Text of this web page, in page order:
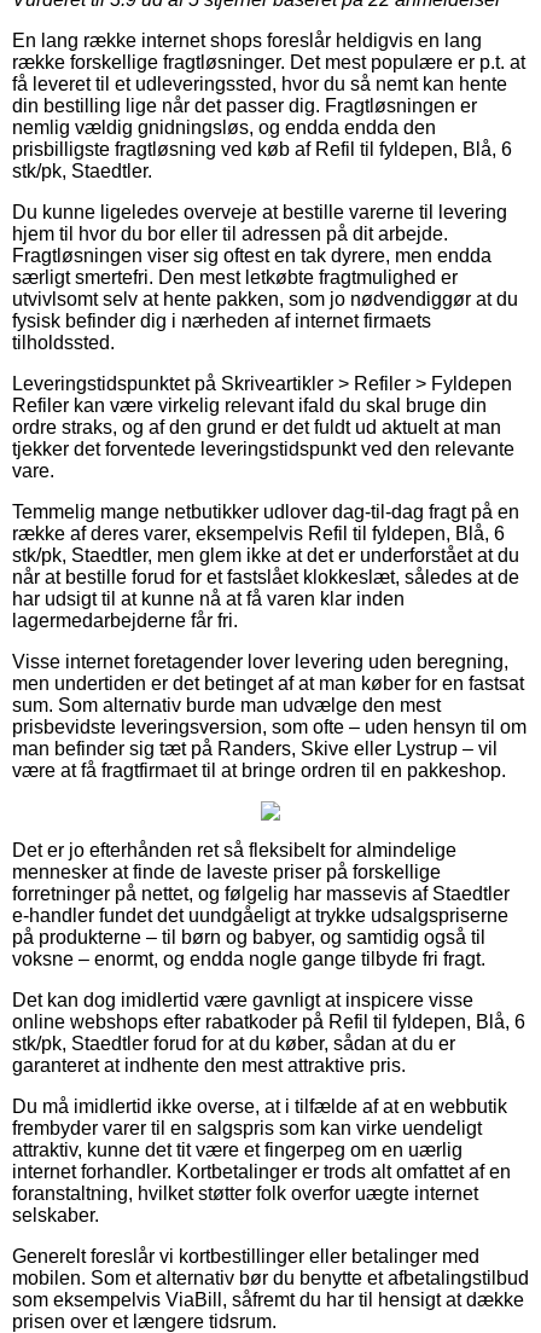
En lang række internet shops foreslår heldigvis en lang
række forskellige fragtløsninger. Det mest populære er p.t. at
få leveret til et udleveringssted, hvor du så nemt kan hente
din bestilling lige når det passer dig. Fragtløsningen er
nemlig vældig gnidningsløs, og endda endda den
prisbilligste fragtløsning ved køb af Refil til fyldepen, Blå, 6
stk/pk, Staedtler.
Du kunne ligeledes overveje at bestille varerne til levering
hjem til hvor du bor eller til adressen på dit arbejde.
Fragtløsningen viser sig oftest en tak dyrere, men endda
særligt smertefri. Den mest letkøbte fragtmulighed er
utvivlsomt selv at hente pakken, som jo nødvendiggør at du
fysisk befinder dig i nærheden af internet firmaets
tilholdssted.
Leveringstidspunktet på Skriveartikler > Refiler > Fyldepen
Refiler kan være virkelig relevant ifald du skal bruge din
ordre straks, og af den grund er det fuldt ud aktuelt at man
tjekker det forventede leveringstidspunkt ved den relevante
vare.
Temmelig mange netbutikker udlover dag-til-dag fragt på en
række af deres varer, eksempelvis Refil til fyldepen, Blå, 6
stk/pk, Staedtler, men glem ikke at det er underforstået at du
når at bestille forud for et fastslået klokkeslæt, således at de
har udsigt til at kunne nå at få varen klar inden
lagermedarbejderne får fri.
Visse internet foretagender lover levering uden beregning,
men undertiden er det betinget af at man køber for en fastsat
sum. Som alternativ burde man udvælge den mest
prisbevidste leveringsversion, som ofte – uden hensyn til om
man befinder sig tæt på Randers, Skive eller Lystrup – vil
være at få fragtfirmaet til at bringe ordren til en pakkeshop.
Det er jo efterhånden ret så fleksibelt for almindelige
mennesker at finde de laveste priser på forskellige
forretninger på nettet, og følgelig har massevis af Staedtler
e-handler fundet det uundgåeligt at trykke udsalgspriserne
på produkterne – til børn og babyer, og samtidig også til
voksne – enormt, og endda nogle gange tilbyde fri fragt.
Det kan dog imidlertid være gavnligt at inspicere visse
online webshops efter rabatkoder på Refil til fyldepen, Blå, 6
stk/pk, Staedtler forud for at du køber, sådan at du er
garanteret at indhente den mest attraktive pris.
Du må imidlertid ikke overse, at i tilfælde af at en webbutik
frembyder varer til en salgspris som kan virke uendeligt
attraktiv, kunne det tit være et fingerpeg om en uærlig
internet forhandler. Kortbetalinger er trods alt omfattet af en
foranstaltning, hvilket støtter folk overfor uægte internet
selskaber.
Generelt foreslår vi kortbestillinger eller betalinger med
mobilen. Som et alternativ bør du benytte et afbetalingstilbud
som eksempelvis ViaBill, såfremt du har til hensigt at dække
prisen over et længere tidsrum.